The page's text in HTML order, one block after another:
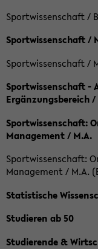
Sportwissenschaft /
Sportwissenschaft /
Sportwissenschaft /
Sportwissenschaft -
Ergänzungsbereich
Sportwissenschaft:
Management / M.A.
Sportwissenschaft:
Management / M.A.
Statistische
Studieren ab 50
Studierende &